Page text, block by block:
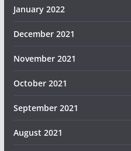
January 2022
December 2021
November 2021
October 2021
September 2021
August 2021